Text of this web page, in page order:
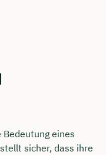
eines
sicher, dass ihre